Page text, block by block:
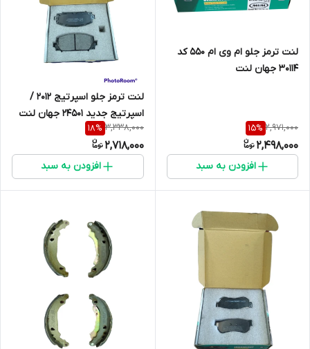
لنت ترمز جلو ام وی ام 550 کد
30114 جهان لنت
2,971,000
15%
2,498,000
افزودن به سبد
لنت ترمز جلو اسپرتیج 2012 /
اسپرتیج جدید 24501 جهان لنت
3,338,000
18%
2,718,000
افزودن به سبد